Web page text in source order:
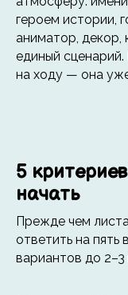
героем истории,
аниматор, декор,
единый
на ходу — она
5
начать
Прежде чем
ответить на пять
вариантов до